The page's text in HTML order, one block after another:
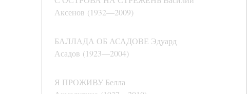
Аксенов (1932―2009)
БАЛЛАДА ОБ АСАДОВЕ Эдуард
Асадов (1923―2004)
Я ПРОЖИВУ Белла